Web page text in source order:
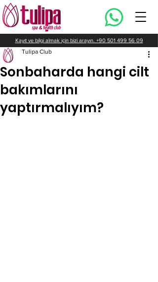
Kayıt ve bilgi almak için bizi arayın. +90 501 499 56 09
Sonbaharda hangi cilt
bakımlarını
yaptırmalıyım?
Tulipa Club